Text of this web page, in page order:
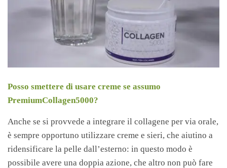
Posso smettere di usare creme se assumo
PremiumCollagen5000?
Anche se si provvede a integrare il collagene per via orale,
è sempre opportuno utilizzare creme e sieri, che aiutino a
ridensificare la pelle dall’esterno: in questo modo è
possibile avere una doppia azione, che altro non può fare